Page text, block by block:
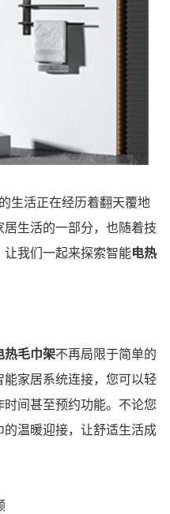
生活正在经历着翻天覆地
居生活的一部分，也随着技
我们一起来探索智能电热
热毛巾架不再局限于简单的
家居系统连接，您可以轻
时间甚至预约功能。不论您
温暖迎接，让舒适生活成